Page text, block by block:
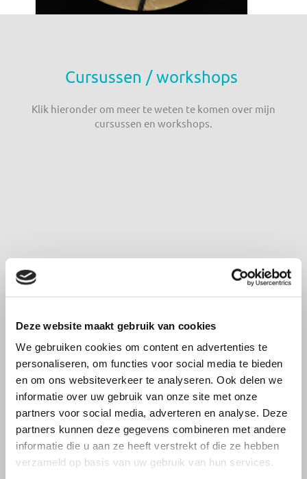
Deze website maakt gebruik van cookies
We gebruiken cookies om content en advertenties te
personaliseren, om functies voor social media te bieden
en om ons websiteverkeer te analyseren. Ook delen we
informatie over uw gebruik van onze site met onze
partners voor social media, adverteren en analyse. Deze
partners kunnen deze gegevens combineren met andere
informatie die u aan ze heeft verstrekt of die ze hebben
verzameld op basis van uw gebruik van hun services.
Cursussen / workshops
Klik hieronder om meer te weten te komen over mijn
cursussen en workshops.
Keramiekcursussen in Nederland
Klik hier voor meer informatie
Ateliervakanties in Frankrijk
Klik hier voor meer informatie